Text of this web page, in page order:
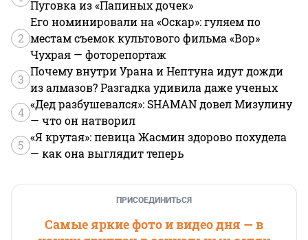
Пуговка из «Папиных дочек»
2
Его номинировали на «Оскар»: гуляем по
местам съемок культового фильма «Вор»
Чухрая — фоторепортаж
3
Почему внутри Урана и Нептуна идут дожди
из алмазов? Разгадка удивила даже ученых
4
«Дед разбушевался»: SHAMAN довел Мизулину
— что он натворил
5
«Я крутая»: певица Жасмин здорово похудела
— как она выглядит теперь
ПРИСОЕДИНИТЬСЯ
Самые яркие фото и видео дня — в